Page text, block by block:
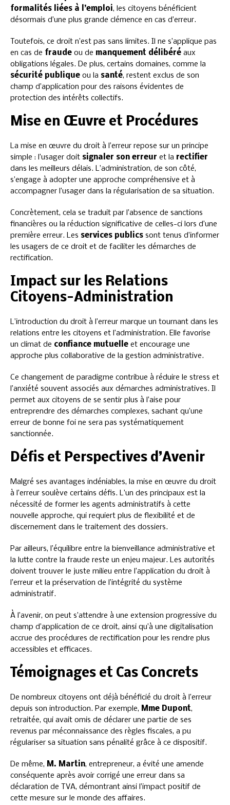
formalités liées à l’emploi, les citoyens bénéficient
désormais d’une plus grande clémence en cas d’erreur.
Toutefois, ce droit n’est pas sans limites. Il ne s’applique pas
en cas de fraude ou de manquement délibéré aux
obligations légales. De plus, certains domaines, comme la
sécurité publique ou la santé, restent exclus de son
champ d’application pour des raisons évidentes de
protection des intérêts collectifs.
Mise en Œuvre et Procédures
La mise en œuvre du droit à l’erreur repose sur un principe
simple : l’usager doit signaler son erreur et la rectifier
dans les meilleurs délais. L’administration, de son côté,
s’engage à adopter une approche compréhensive et à
accompagner l’usager dans la régularisation de sa situation.
Concrètement, cela se traduit par l’absence de sanctions
financières ou la réduction significative de celles-ci lors d’une
première erreur. Les services publics sont tenus d’informer
les usagers de ce droit et de faciliter les démarches de
rectification.
Impact sur les Relations
Citoyens-Administration
L’introduction du droit à l’erreur marque un tournant dans les
relations entre les citoyens et l’administration. Elle favorise
un climat de confiance mutuelle et encourage une
approche plus collaborative de la gestion administrative.
Ce changement de paradigme contribue à réduire le stress et
l’anxiété souvent associés aux démarches administratives. Il
permet aux citoyens de se sentir plus à l’aise pour
entreprendre des démarches complexes, sachant qu’une
erreur de bonne foi ne sera pas systématiquement
sanctionnée.
Défis et Perspectives d’Avenir
Malgré ses avantages indéniables, la mise en œuvre du droit
à l’erreur soulève certains défis. L’un des principaux est la
nécessité de former les agents administratifs à cette
nouvelle approche, qui requiert plus de flexibilité et de
discernement dans le traitement des dossiers.
Par ailleurs, l’équilibre entre la bienveillance administrative et
la lutte contre la fraude reste un enjeu majeur. Les autorités
doivent trouver le juste milieu entre l’application du droit à
l’erreur et la préservation de l’intégrité du système
administratif.
À l’avenir, on peut s’attendre à une extension progressive du
champ d’application de ce droit, ainsi qu’à une digitalisation
accrue des procédures de rectification pour les rendre plus
accessibles et efficaces.
Témoignages et Cas Concrets
De nombreux citoyens ont déjà bénéficié du droit à l’erreur
depuis son introduction. Par exemple, Mme Dupont,
retraitée, qui avait omis de déclarer une partie de ses
revenus par méconnaissance des règles fiscales, a pu
régulariser sa situation sans pénalité grâce à ce dispositif.
De même, M. Martin, entrepreneur, a évité une amende
conséquente après avoir corrigé une erreur dans sa
déclaration de TVA, démontrant ainsi l’impact positif de
cette mesure sur le monde des affaires.